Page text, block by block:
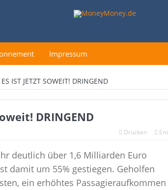
Impressum
IST JETZT SOWEIT! DRINGEND
DRINGEND
Drucken
deutlich über 1,6 Milliarden Euro
damit um 55% gestiegen. Geholfen
ein erhöhtes Passagieraufkommen